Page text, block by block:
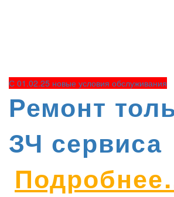
С 01.02.25 новые условия обслуживания
Ремонт
ЗЧ сервиса